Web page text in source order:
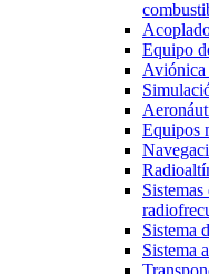
Equipo
Aviónica
Equipos
Sistema
Sistema